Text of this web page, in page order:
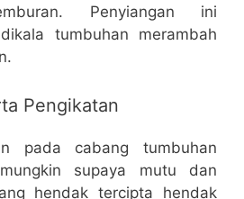
Penyiangan ini
tumbuhan merambah
Pengikatan
pada cabang tumbuhan
supaya mutu dan
hendak tercipta hendak